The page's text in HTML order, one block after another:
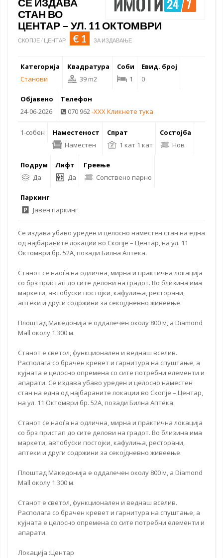
СТАН ВО
ЦЕНТАР – УЛ. 11 ОКТОМВРИ
СКОПЈЕ / ЦЕНТАР € 1 ЗА ИЗДАВАЊЕ
Категорија
Станови
Квадратура
39 m2
Соби
1
Евид. број
0
Објавено
24-06-2026
Телефон
070 962-XXX Кликнете тука
1-собен
Наместеност
Наместен
Спрат
1 кат 1 кат
Состојба
Нов
Подрум
Да
Лифт
Да
Греење
Сопствено парно
Паркинг
Јавен паркинг
Се издава убаво уреден и целосно наместен стан на една
од најбараните локации во Скопје – Центар, на ул. 11
Октомври бр. 52А, позади Билна Аптека.
Станот се наоѓа на одлична, мирна и практична локација
со брз пристап до сите делови на градот. Во близина има
маркети, автобуски постојки, кафулиња, ресторани,
аптеки и други содржини за секојдневно живеење.
Плоштад Македонија е оддалечен околу 800 м, а Diamond
Mall околу 1.300 м.
Станот е светол, функционален и веднаш вселив.
Располага со брачен кревет и гарнитура на спуштање, а
кујната е целосно опремена со сите потребни елементи и
апарати. Се издава убаво уреден и целосно наместен
стан на една од најбараните локации во Скопје – Центар,
на ул. 11 Октомври бр. 52А, позади Билна Аптека.
Станот се наоѓа на одлична, мирна и практична локација
со брз пристап до сите делови на градот. Во близина има
маркети, автобуски постојки, кафулиња, ресторани,
аптеки и други содржини за секојдневно живеење.
Плоштад Македонија е оддалечен околу 800 м, а Diamond
Mall околу 1.300 м.
Станот е светол, функционален и веднаш вселив.
Располага со брачен кревет и гарнитура на спуштање, а
кујната е целосно опремена со сите потребни елементи и
апарати.
Локација :Центар